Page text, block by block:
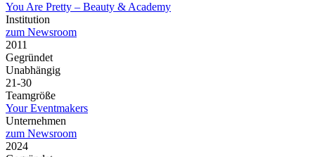
You Are Pretty – Beauty & Academy
Institution
zum Newsroom
2011
Gegründet
Unabhängig
21-30
Teamgröße
Your Eventmakers
Unternehmen
zum Newsroom
2024